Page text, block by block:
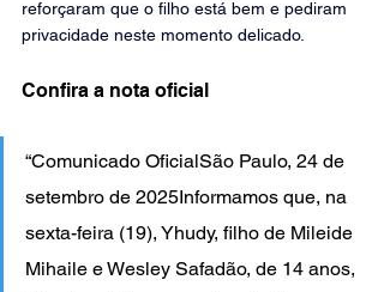
reforçaram que o filho está bem e pediram
privacidade neste momento delicado.
Confira a nota oficial
“Comunicado OficialSão Paulo, 24 de
setembro de 2025Informamos que, na
sexta-feira (19), Yhudy, filho de Mileide
Mihaile e Wesley Safadão, de 14 anos,